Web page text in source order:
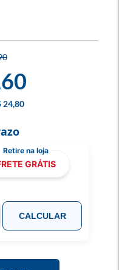
24,80
GRÁTIS
CALCULAR